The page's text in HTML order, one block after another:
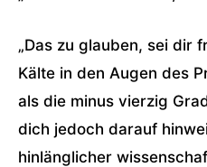
„Das zu glauben, sei dir
Kälte in den Augen des
als die minus vierzig
dich jedoch darauf
hinlänglicher